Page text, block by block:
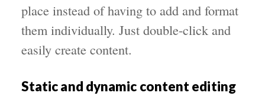
place instead of having to add and format
them individually. Just double-click and
easily create content.
Static and dynamic content editing